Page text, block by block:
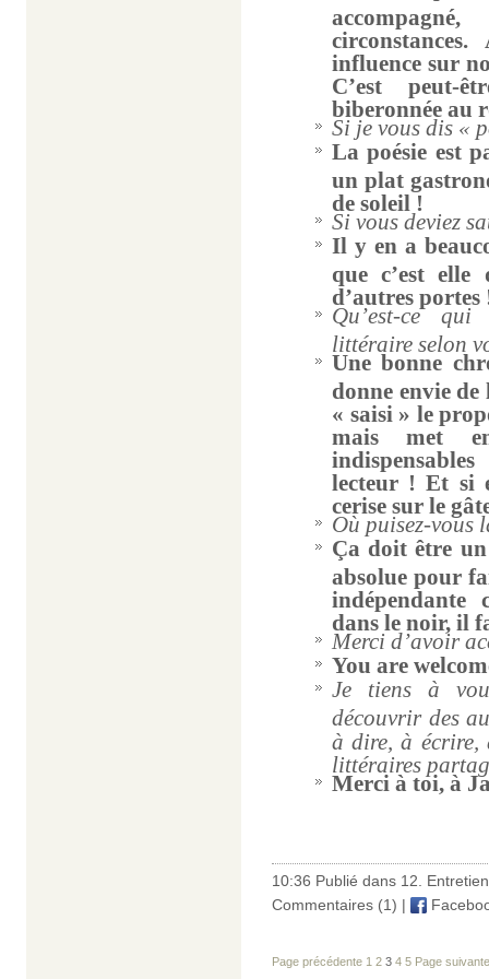
influence sur
C’est peut-
biberonnée au
Si je vous dis «
La poésie est
un plat
de soleil !
Si vous deviez
Il y en a
que c’est
d’autres portes
Qu’est-ce
littéraire selon
Une bonne
donne envie
« saisi » le
mais met
lecteur ! Et si
cerise sur le
Où puisez-vous
Ça doit être
absolue pour
indépendante
dans le noir, il
Merci d’avoir
You are
Je tiens à
découvrir des
à dire, à écrire,
littéraires
Merci à toi, à
10:36 Publié dans 12.
Commentaires (1) |
Page précédente 1 2 3 4 5 Page suivante